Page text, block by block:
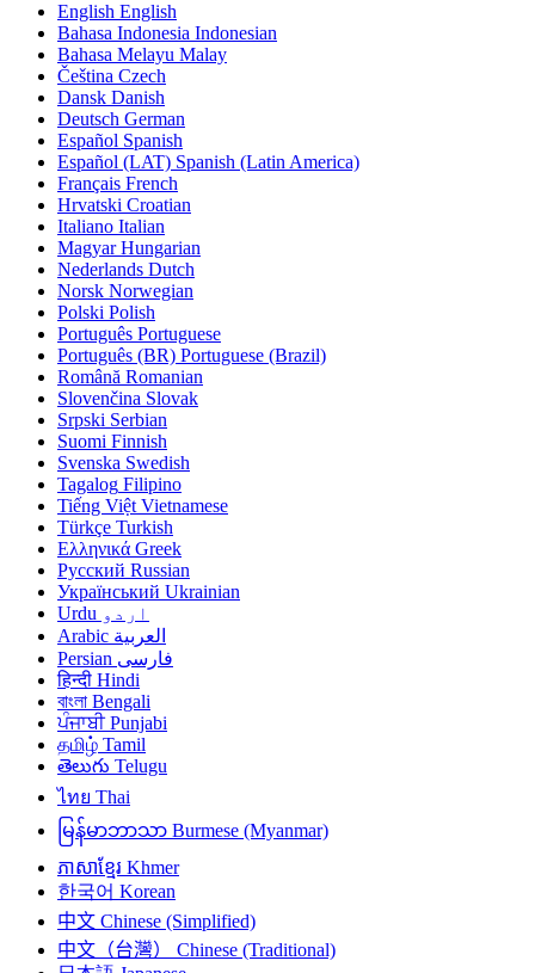
English English
Bahasa Indonesia Indonesian
Bahasa Melayu Malay
Čeština Czech
Dansk Danish
Deutsch German
Español Spanish
Español (LAT) Spanish (Latin America)
Français French
Hrvatski Croatian
Italiano Italian
Magyar Hungarian
Nederlands Dutch
Norsk Norwegian
Polski Polish
Português Portuguese
Português (BR) Portuguese (Brazil)
Română Romanian
Slovenčina Slovak
Srpski Serbian
Suomi Finnish
Svenska Swedish
Tagalog Filipino
Tiếng Việt Vietnamese
Türkçe Turkish
Ελληνικά Greek
Русский Russian
Український Ukrainian
اردو Urdu
العربية Arabic
فارسی Persian
हिन्दी Hindi
বাংলা Bengali
ਪੰਜਾਬੀ Punjabi
தமிழ் Tamil
తెలుగు Telugu
ไทย Thai
မြန်မာဘာသာ Burmese (Myanmar)
ភាសាខ្មែរ Khmer
한국어 Korean
中文 Chinese (Simplified)
中文（台灣）
Chinese (Traditional)